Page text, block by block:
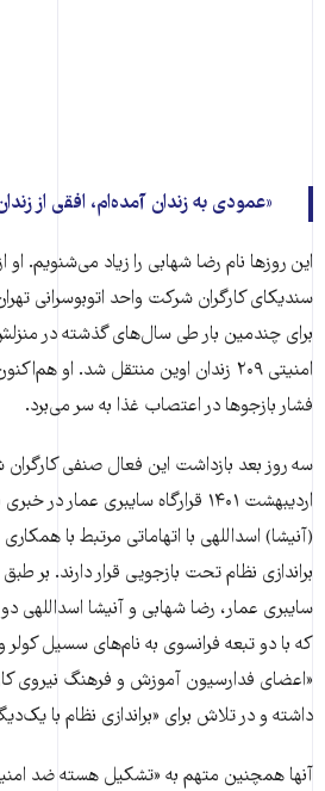
عمودی به زندان آمده‌ام، افقی از
این روزها نام رضا شهابی را زیاد می‌شنویم.
برای چندمین بار طی سال‌های گذشته در
امنیتی ۲۰۹ زندان اوین منتقل شد. او
فشار بازجوها در اعتصاب غذا به سر می‌برد.
اردیبهشت ۱۴۰۱ قرارگاه سایبری
(آنیشا) اسداللهی با اتهاماتی مرتبط با
براندازی نظام تحت بازجویی قرار دارند. بر
سایبری عمار، رضا شهابی و آنیشا اسداللهی
که با دو تبعه فرانسوی به نام‌های سسیل
«اعضای فدارسیون آموزش و فرهنگ نیروی کار
داشته و در تلاش برای «براندازی نظام با
آنها همچنین متهم به «تشکیل هسته ضد